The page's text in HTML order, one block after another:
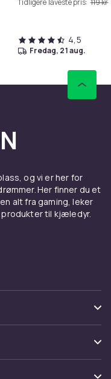
4,5
fredag, 21 aug.
og vi er her for
Her finner du et
alt fra gaming, leker
til kjæledyr.